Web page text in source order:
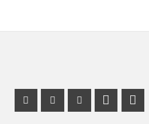
Instagram Profil
Facebook Profil
Youtube
Profil